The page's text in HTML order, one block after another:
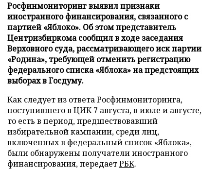
Росфинмониторинг выявил признаки
иностранного финансирования, связанного с
партией «Яблоко». Об этом представитель
Центризбиркома сообщил в ходе заседания
Верховного суда, рассматривающего иск партии
«Родина», требующей отменить регистрацию
федерального списка «Яблока» на предстоящих
выборах в Госдуму.
Как следует из ответа Росфинмониторинга,
поступившего в ЦИК 7 августа, в июле и августе,
то есть в период, предшествовавший
избирательной кампании, среди лиц,
включенных в федеральный список «Яблока»,
были обнаружены получатели иностранного
финансирования, передаетРБК.